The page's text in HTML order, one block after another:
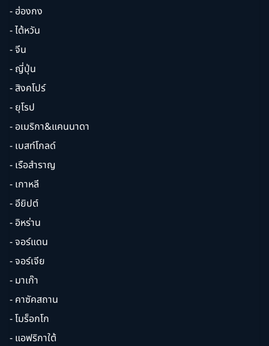
- ฮ่องกง
- ไต้หวัน
- จีน
- ญี่ปุ่น
- สิงคโปร์
- ยุโรป
- อเมริกา&แคนนาดา
- เบสท์โกลด์
- เรือสำราญ
- เกาหลี
- อียิปต์
- อิหร่าน
- จอร์แดน
- จอร์เจีย
- มาเก๊า
- คาซัคสถาน
- โมร็อกโก
- แอฟริกาใต้